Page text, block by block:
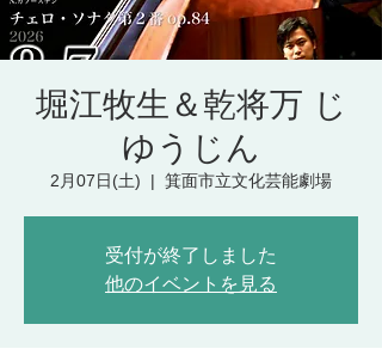
堀江牧生＆乾将万 じ
ゆうじん
2月07日(土)
  |
箕面市立文化芸能劇場
受付が終了しました
他のイベントを見る